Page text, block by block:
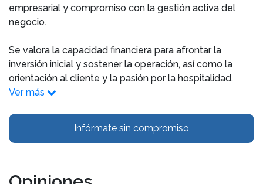
empresarial y compromiso con la gestión activa del
negocio.
Se valora la capacidad financiera para afrontar la
inversión inicial y sostener la operación, así como la
orientación al cliente y la pasión por la hospitalidad.
Ver más
Infórmate sin compromiso